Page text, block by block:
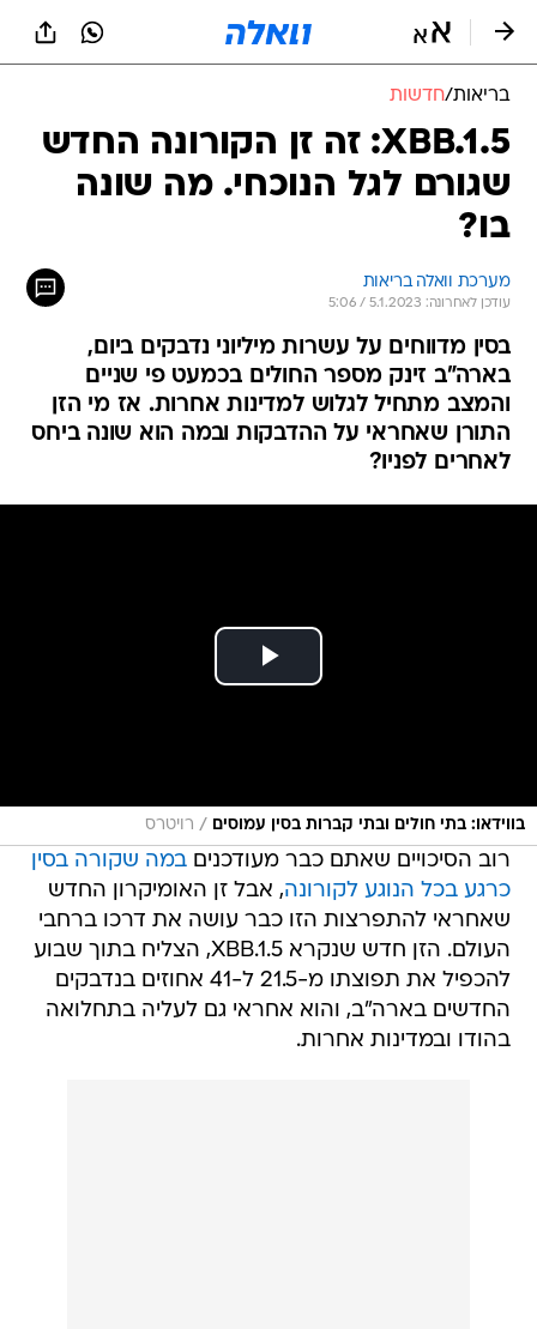
בריאות/חדשות
XBB.1.5: זה זן הקורונה החדש
שגורם לגל הנוכחי. מה שונה
בו?
מערכת וואלה בריאות
עודכן לאחרונה: 5.1.2023 / 5:06
בסין מדווחים על עשרות מיליוני נדבקים ביום,
בארה"ב זינק מספר החולים בכמעט פי שניים
והמצב מתחיל לגלוש למדינות אחרות. אז מי הזן
התורן שאחראי על ההדבקות ובמה הוא שונה ביחס
לאחרים לפניו?
בווידאו: בתי חולים ובתי קברות בסין עמוסים / רויטרס
רוב הסיכויים שאתם כבר מעודכניםבמה שקורה בסין
כרגע בכל הנוגע לקורונה, אבל זן האומיקרון החדש
שאחראי להתפרצות הזו כבר עושה את דרכו ברחבי
העולם. הזן חדש שנקרא XBB.1.5, הצליח בתוך שבוע
להכפיל את תפוצתו מ-21.5 ל-41 אחוזים בנדבקים
החדשים בארה"ב, והוא אחראי גם לעליה בתחלואה
בהודו ובמדינות אחרות.